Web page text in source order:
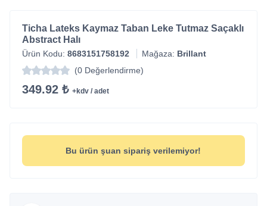
Ticha Lateks Kaymaz Taban Leke Tutmaz Saçaklı
Abstract Halı
Ürün Kodu: 8683151758192 Mağaza: Brillant
(0 Değerlendirme)
349.92 ₺ +kdv / adet
Bu ürün şuan sipariş verilemiyor!